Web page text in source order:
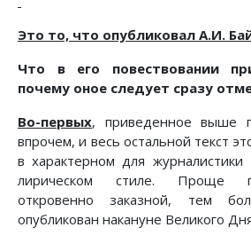
Это то, что опубликовал А.И.
Что в его повествовании
почему оное следует сразу
Во-первых, приведенное выше
впрочем, и весь остальной текст
в характерном для
лирическом стиле. Проще
откровенно заказной, тем
опубликован накануне Великого